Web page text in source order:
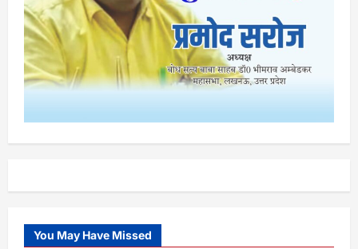
You May Have Missed